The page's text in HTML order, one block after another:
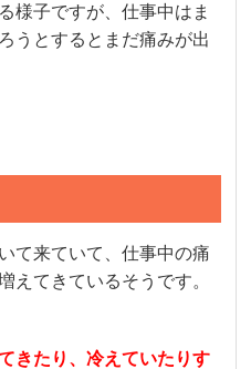
様子ですが、仕事中はま
うとするとまだ痛みが出
て来ていて、仕事中の痛
えてきているそうです。
きたり、冷えていたりす